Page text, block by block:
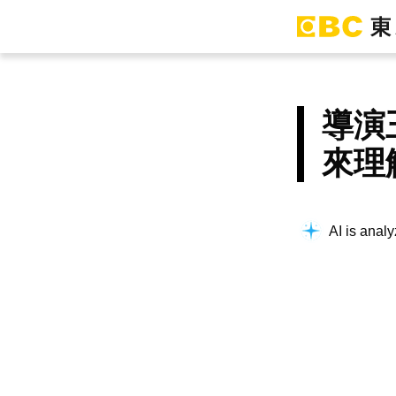
導演
來理
AI is